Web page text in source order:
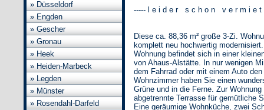
» Düsseldorf
» Engden
» Gescher
» Gronau
» Heek
» Heiden-Marbeck
» Legden
» Münster
» Rosendahl-Darfeld
----- l e i d e r s c h o n v e r m i e t
Diese ca. 88,36 m² große 3-Zi.
komplett neu hochwertig
Wohnung befindet sich in einer
von Ahaus-Alstätte. In nur wenigen
dem Fahrrad oder mit einem Auto
Wohnzimmer haben Sie einen
Grüne und in die Ferne. Zur
abgetrennte Terrasse für gemütliche
Eine geräumige Wohnküche, zwei